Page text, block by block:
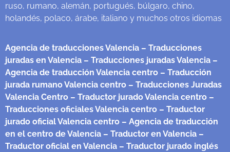
ruso, rumano, alemán, portugués, búlgaro, chino,
holandés, polaco, árabe, italiano y muchos otros idiomas
Agencia de traducciones Valencia – Traducciones
juradas en Valencia – Traducciones juradas Valencia –
Agencia de traducción Valencia centro – Traducción
jurada rumano Valencia centro – Traducciones Juradas
Valencia Centro – Traductor jurado Valencia centro –
Traducciones oficiales Valencia centro – Traductor
jurado oficial Valencia centro – Agencia de traducción
en el centro de Valencia – Traductor en Valencia –
Traductor oficial en Valencia – Traductor jurado inglés